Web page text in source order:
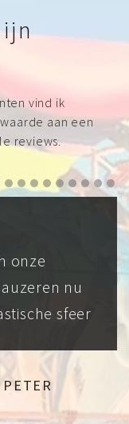
vind ik
aan een
reviews.
onze
nu
sfeer